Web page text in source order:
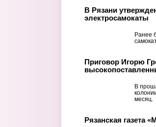
В Рязани
электросамокаты
Ранее
Приговор Игорю
В
месяц.
Рязанская газета